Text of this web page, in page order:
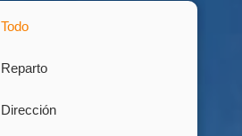
Todo
Reparto
Dirección